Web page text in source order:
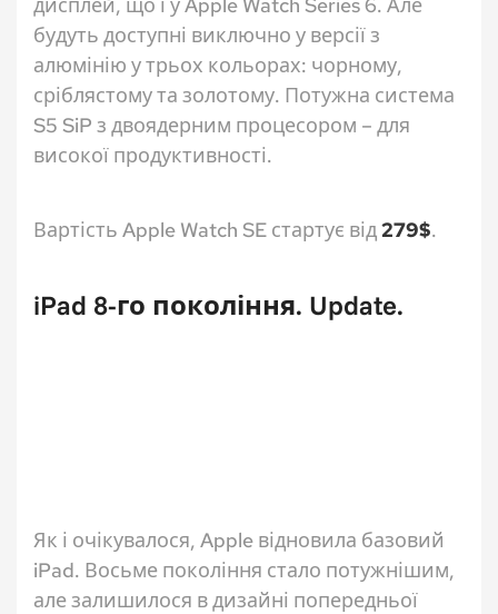
будуть доступні виключно у версії з
алюмінію у трьох кольорах: чорному,
сріблястому та золотому. Потужна система
S5 SiP з двоядерним процесором – для
високої продуктивності.
Вартість Apple Watch SE стартує від279$.
iPad 8-го покоління. Update.
Як і очікувалося, Apple відновила базовий
iPad. Восьме покоління стало потужнішим,
але залишилося в дизайні попередньої